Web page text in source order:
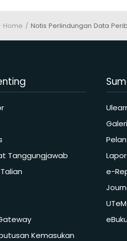
Home Notis Perlindungan Data
Tanggungjawab
Kemasukan
e-